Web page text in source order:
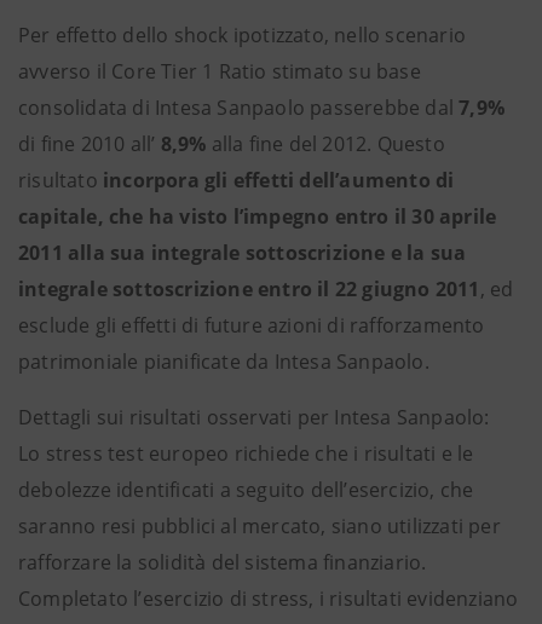
Per effetto dello shock ipotizzato, nello scenario
avverso il Core Tier 1 Ratio stimato su base
consolidata di Intesa Sanpaolo passerebbe dal7,9%
di fine 2010 all’ 8,9% alla fine del 2012. Questo
risultato incorpora gli effetti dell’aumento di
capitale, che ha visto l’impegno entro il 30 aprile
2011 alla sua integrale sottoscrizione e la sua
integrale sottoscrizione entro il 22 giugno 2011, ed
esclude gli effetti di future azioni di rafforzamento
patrimoniale pianificate da Intesa Sanpaolo.
Dettagli sui risultati osservati per Intesa Sanpaolo:
Lo stress test europeo richiede che i risultati e le
debolezze identificati a seguito dell’esercizio, che
saranno resi pubblici al mercato, siano utilizzati per
rafforzare la solidità del sistema finanziario.
Completato l’esercizio di stress, i risultati evidenziano